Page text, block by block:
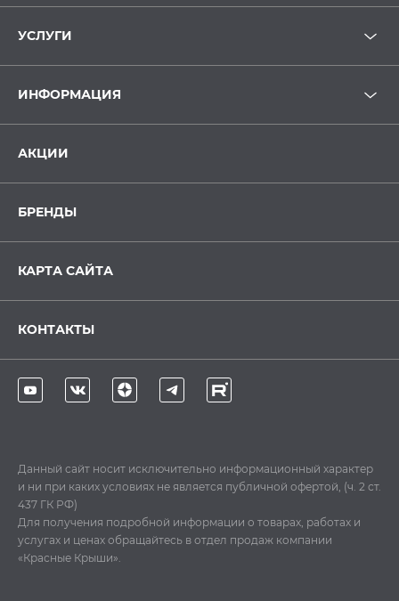
УСЛУГИ
ИНФОРМАЦИЯ
АКЦИИ
БРЕНДЫ
КАРТА САЙТА
КОНТАКТЫ
Данный сайт носит исключительно информационный характер
и ни при каких условиях не является публичной офертой, (ч. 2 ст.
437 ГК РФ)
Для получения подробной информации о товарах, работах и
услугах и ценах обращайтесь в отдел продаж компании
«Красные Крыши».